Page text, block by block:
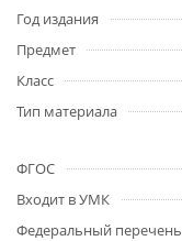
Год издания
Предмет
Класс
Тип материала
ФГОС
Входит в УМК
Федеральный перечень